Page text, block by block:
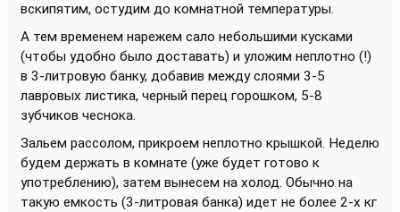
вскипятим, остудим до комнатной температуры.
А тем временем нарежем сало небольшими кусками
(чтобы удобно было доставать) и уложим неплотно (!)
в 3-литровую банку, добавив между слоями 3-5
лавровых листика, черный перец горошком, 5-8
зубчиков чеснока.
Зальем рассолом, прикроем неплотно крышкой. Неделю
будем держать в комнате (уже будет готово к
употреблению), затем вынесем на холод. Обычно на
такую емкость (3-литровая банка) идет не более 2-х кг